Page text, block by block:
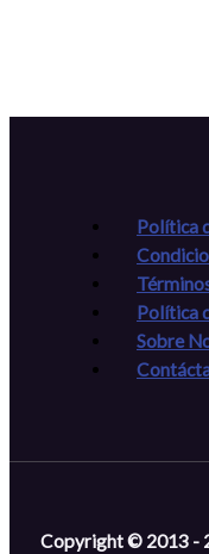
Política
Política
Sobre
Copyright © 2013 -